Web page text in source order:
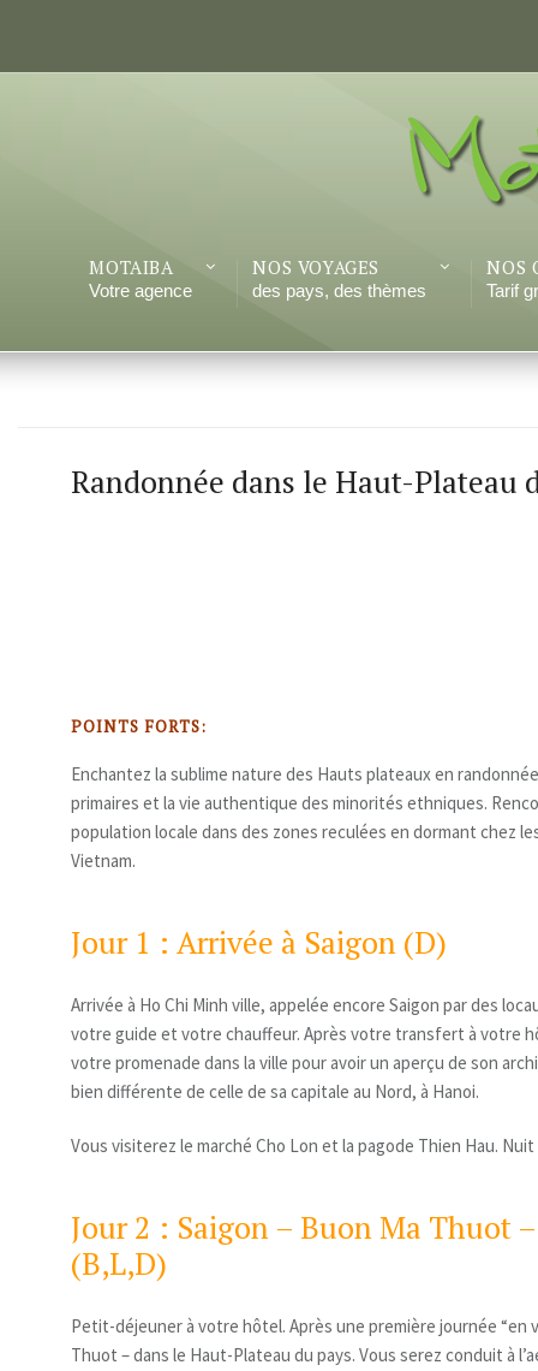
MOTAIBA
Votre agence
NOS VOYAGES
des pays, des thèmes
NOS
Tarif
Randonnée dans le Haut-Plateau
POINTS FORTS:
Enchantez la sublime nature des Hauts plateaux en
primaires et la vie authentique des minorités ethniques.
population locale dans des zones reculées en dormant chez
Vietnam.
Jour 1 : Arrivée à Saigon (D)
Arrivée à Ho Chi Minh ville, appelée encore Saigon par des
votre guide et votre chauffeur. Après votre transfert à votre
votre promenade dans la ville pour avoir un aperçu de son
bien différente de celle de sa capitale au Nord, à Hanoi.
Vous visiterez le marché Cho Lon et la pagode Thien Hau. Nuit
Jour 2 : Saigon – Buon Ma Thuot
(B,L,D)
Petit-déjeuner à votre hôtel. Après une première journée “en
Thuot – dans le Haut-Plateau du pays. Vous serez conduit à